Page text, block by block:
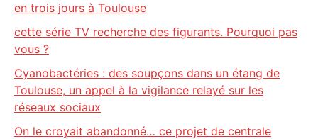
en trois jours à Toulouse
cette série TV recherche des figurants. Pourquoi pas
vous ?
Cyanobactéries : des soupçons dans un étang de
Toulouse, un appel à la vigilance relayé sur les
réseaux sociaux
On le croyait abandonné… ce projet de centrale